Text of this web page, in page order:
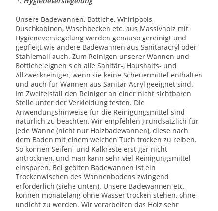
Unsere Badewannen, Bottiche, Whirlpools,
Duschkabinen, Waschbecken etc. aus Massivholz mit
Hygieneversiegelung werden genauso gereinigt und
gepflegt wie andere Badewannen aus Sanitäracryl oder
Stahlemail auch. Zum Reinigen unserer Wannen und
Bottiche eignen sich alle Sanitär-, Haushalts- und
Allzweckreiniger, wenn sie keine Scheuermittel enthalten
und auch für Wannen aus Sanitär-Acryl geeignet sind.
Im Zweifelsfall den Reiniger an einer nicht sichtbaren
Stelle unter der Verkleidung testen. Die
Anwendungshinweise für die Reinigungsmittel sind
natürlich zu beachten. Wir empfehlen grundsätzlich für
jede Wanne (nicht nur Holzbadewannen), diese nach
dem Baden mit einem weichen Tuch trocken zu reiben.
So können Seifen- und Kalkreste erst gar nicht
antrocknen, und man kann sehr viel Reinigungsmittel
einsparen. Bei geölten Badewannen ist ein
Trockenwischen des Wannenbodens zwingend
erforderlich (siehe unten). Unsere Badewannen etc.
können monatelang ohne Wasser trocken stehen, ohne
undicht zu werden. Wir verarbeiten das Holz sehr